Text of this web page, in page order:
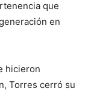
que
en
hicieron
Torres cerró su